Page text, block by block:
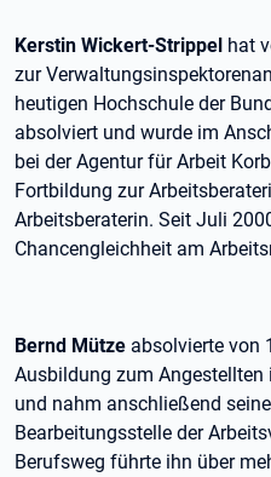
Kerstin Wickert-Strippel hat
zur
heutigen Hochschule der
absolviert und wurde im
bei der Agentur für Arbeit
Fortbildung zur
Arbeitsberaterin. Seit Juli
Chancengleichheit am
Bernd Mütze absolvierte von
Ausbildung zum
und nahm anschließend
Bearbeitungsstelle der
Berufsweg führte ihn über